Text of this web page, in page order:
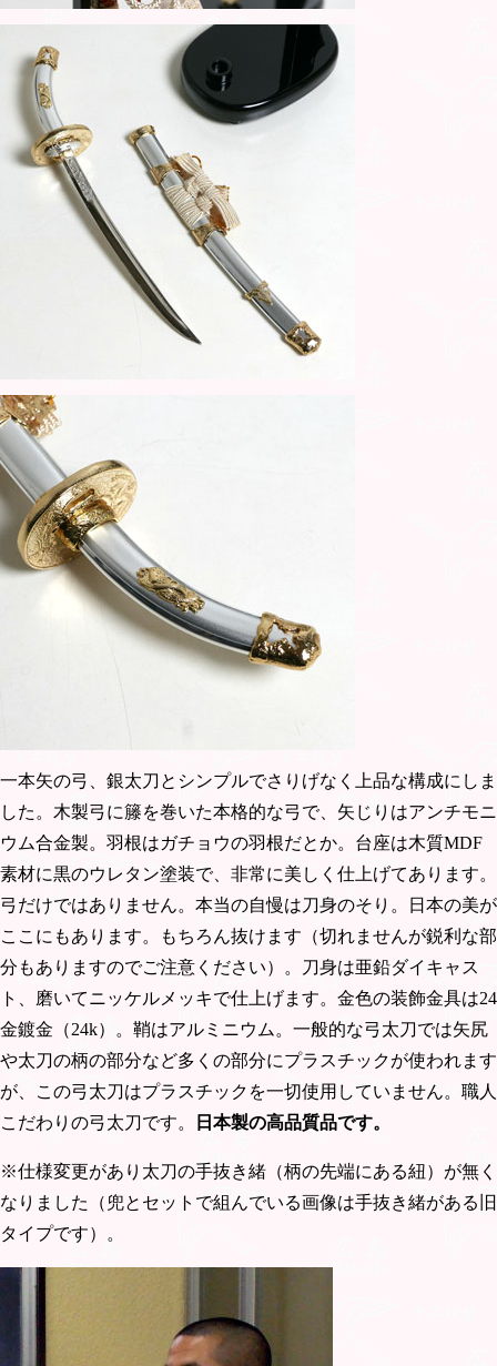
一本矢の弓、銀太刀とシンプルでさりげなく上品な構成にしま
した。木製弓に籐を巻いた本格的な弓で、矢じりはアンチモニ
ウム合金製。羽根はガチョウの羽根だとか。台座は木質MDF
素材に黒のウレタン塗装で、非常に美しく仕上げてあります。
弓だけではありません。本当の自慢は刀身のそり。日本の美が
ここにもあります。もちろん抜けます（切れませんが鋭利な部
分もありますのでご注意ください）。刀身は亜鉛ダイキャス
ト、磨いてニッケルメッキで仕上げます。金色の装飾金具は24
金鍍金（24k）。鞘はアルミニウム。一般的な弓太刀では矢尻
や太刀の柄の部分など多くの部分にプラスチックが使われます
が、この弓太刀はプラスチックを一切使用していません。職人
こだわりの弓太刀です。
日本製の高品質品です。
※仕様変更があり太刀の手抜き緒（柄の先端にある紐）が無く
なりました（兜とセットで組んでいる画像は手抜き緒がある旧
タイプです）。